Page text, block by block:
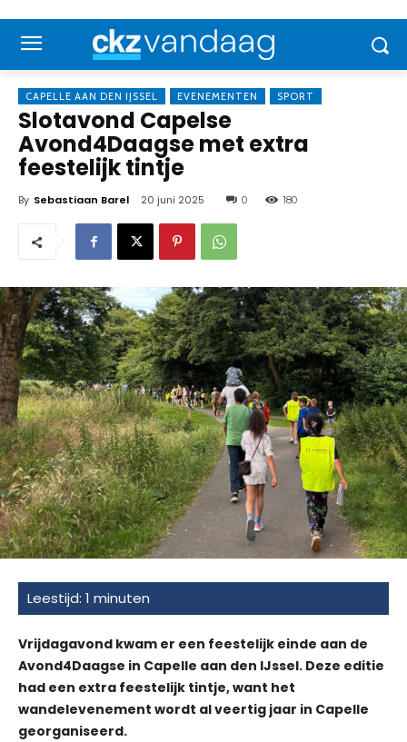
CAPELLE AAN DEN IJSSEL EVENEMENTEN SPORT
Slotavond Capelse
Avond4Daagse met extra
feestelijk tintje
By Sebastiaan Barel 20 juni 2025 0 180
Vrijdagavond kwam er een feestelijk einde aan de
Avond4Daagse in Capelle aan den IJssel. Deze editie
had een extra feestelijk tintje, want het
wandelevenement wordt al veertig jaar in Capelle
georganiseerd.